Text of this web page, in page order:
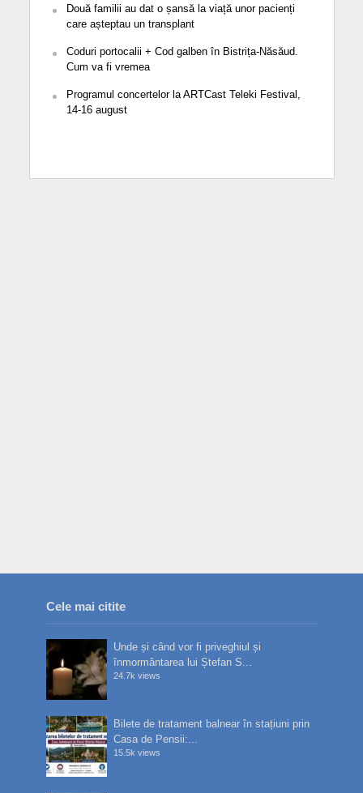
Două familii au dat o șansă la viață unor pacienți
care așteptau un transplant
Coduri portocalii + Cod galben în Bistrița-Năsăud.
Cum va fi vremea
Programul concertelor la ARTCast Teleki Festival,
14-16 august
Cele mai citite
Unde și când vor fi priveghiul și
înmormântarea lui Ștefan S...
24.7k views
Bilete de tratament balnear în stațiuni prin
Casa de Pensii:...
15.5k views